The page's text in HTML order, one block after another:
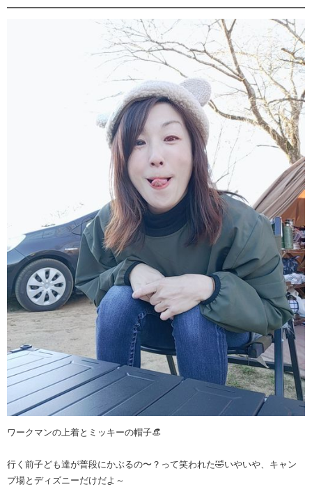
ワークマンの上着とミッキーの帽子👒
行く前子ども達が普段にかぶるの〜？って笑われた🤣いやいや、キャン
プ場とディズニーだけだよ～